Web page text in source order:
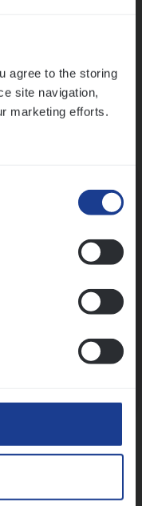
agree to the storing
site navigation,
marketing efforts.